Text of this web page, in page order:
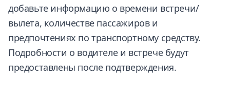
добавьте информацию о времени встречи/
вылета, количестве пассажиров и
предпочтениях по транспортному средству.
Подробности о водителе и встрече будут
предоставлены после подтверждения.